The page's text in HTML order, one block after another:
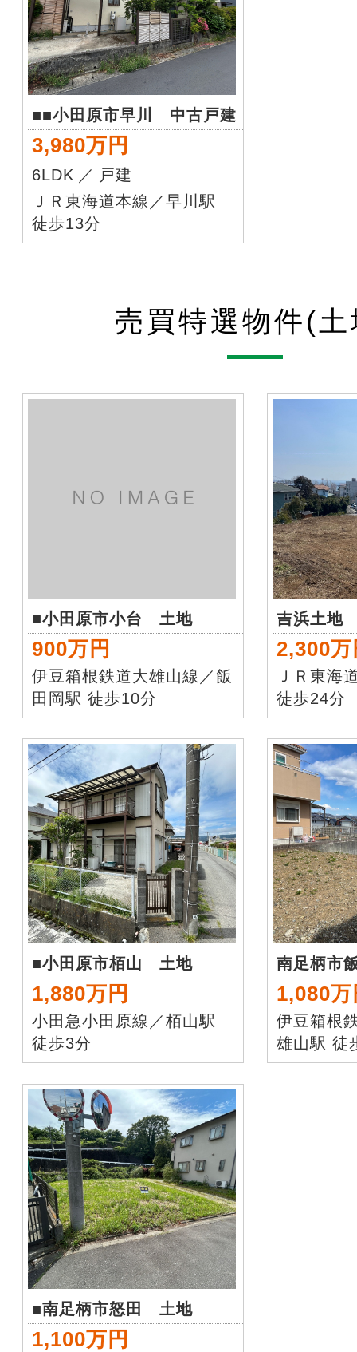
■■小田原市早川 中古戸建
3,980万円
6LDK ／ 戸建
ＪＲ東海道本線／早川駅
徒歩13分
売買特選物件(
■小田原市小台 土地
900万円
伊豆箱根鉄道大雄山線／飯
田岡駅 徒歩10分
吉浜土地
2,300万
ＪＲ東海
徒歩24分
■小田原市栢山 土地
1,880万円
小田急小田原線／栢山駅
徒歩3分
南足柄市
1,080万
伊豆箱根
雄山駅 徒
■南足柄市怒田 土地
1,100万円